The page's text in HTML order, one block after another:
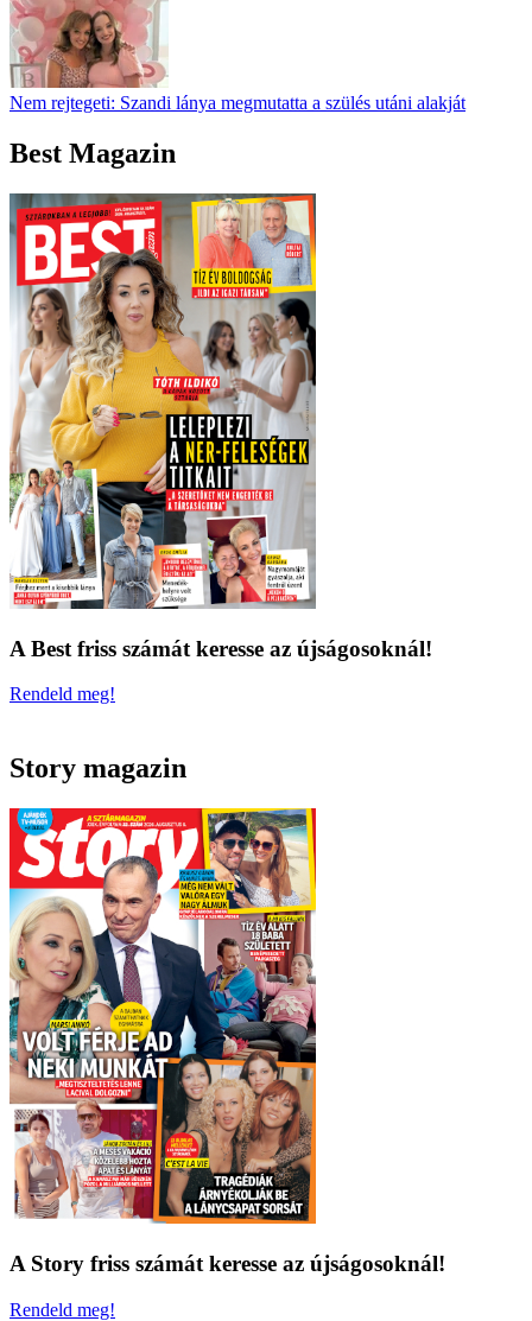
Nem rejtegeti: Szandi lánya megmutatta a szülés utáni alakját
Best Magazin
A Best friss számát keresse az újságosoknál!
Rendeld meg!
Story magazin
A Story friss számát keresse az újságosoknál!
Rendeld meg!